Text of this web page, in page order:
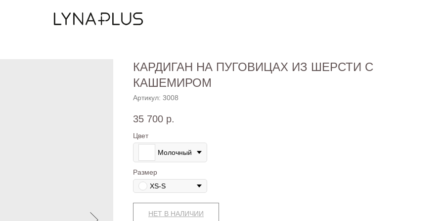
КАРДИГАН НА ПУГОВИЦАХ ИЗ ШЕРСТИ С
КАШЕМИРОМ
Артикул: 3008
35 700 р.
Цвет
Молочный
Размер
XS-S
НЕТ В НАЛИЧИИ